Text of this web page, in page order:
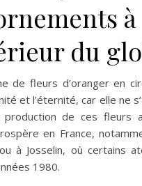
à
du
de fleurs d’oranger en
et l’éternité, car elle ne
production de ces fleurs
en France,
à Josselin, où certains
1980.